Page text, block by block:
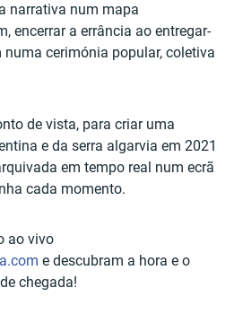
narrativa num mapa
encerrar a errância ao entregar-
cerimónia popular, coletiva
de vista, para criar uma
e da serra algarvia em 2021
em tempo real num ecrã
cada momento.
ao vivo
e descubram a hora e o
chegada!